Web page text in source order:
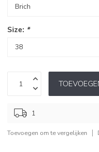
Size: *
1
Toevoegen om te vergelijken